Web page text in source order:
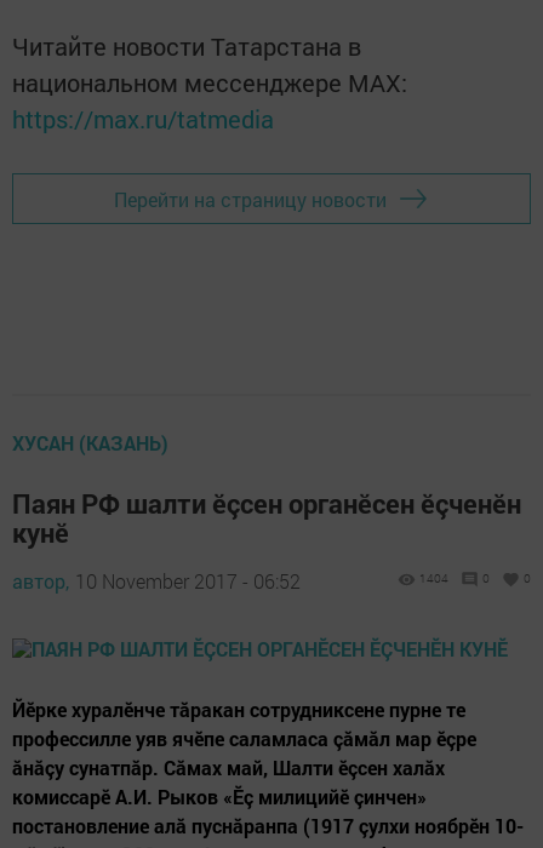
Читайте новости Татарстана в
национальном мессенджере MАХ:
https://max.ru/tatmedia
Перейти на страницу новости
ХУСАН (КАЗАНЬ)
Паян РФ шалти ӗçсен органӗсен ӗçченӗн
кунӗ
автор, 10 November 2017 - 06:52 1404 0 0
Йӗрке хуралӗнче тăракан сотрудниксене пурне те
профессилле уяв ячӗпе саламласа çăмăл мар ӗçре
ăнăçу сунатпăр. Сăмах май, Шалти ӗçсен халăх
комиссарӗ А.И. Рыков «Ӗç милицийӗ çинчен»
постановление алă пуснăранпа (1917 çулхи ноябрӗн 10-